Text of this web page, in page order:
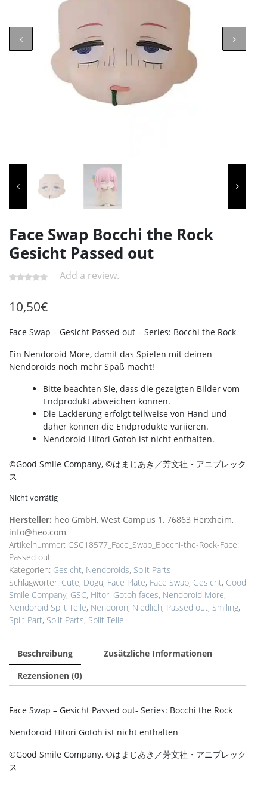
Face Swap Bocchi the Rock
Gesicht Passed out
Add a review.
10,50€
Face Swap – Gesicht Passed out – Series: Bocchi the Rock
Ein Nendoroid More, damit das Spielen mit deinen
Nendoroids noch mehr Spaß macht!
Bitte beachten Sie, dass die gezeigten Bilder vom
Endprodukt abweichen können.
Die Lackierung erfolgt teilweise von Hand und
daher können die Endprodukte variieren.
Nendoroid Hitori Gotoh ist nicht enthalten.
©Good Smile Company, ©はまじあき／芳文社・アニプレック
ス
Nicht vorrätig
Hersteller: heo GmbH, West Campus 1, 76863 Herxheim,
info@heo.com
Artikelnummer: GSC18577_Face_Swap_Bocchi-the-Rock-Face:
Passed out
Kategorien: Gesicht, Nendoroids, Split Parts
Schlagwörter: Cute, Dogu, Face Plate, Face Swap, Gesicht, Good
Smile Company, GSC, Hitori Gotoh faces, Nendoroid More,
Nendoroid Split Teile, Nendoron, Niedlich, Passed out, Smiling,
Split Part, Split Parts, Split Teile
Beschreibung
Zusätzliche Informationen
Rezensionen (0)
Face Swap – Gesicht Passed out- Series: Bocchi the Rock
Nendoroid Hitori Gotoh ist nicht enthalten
©Good Smile Company, ©はまじあき／芳文社・アニプレック
ス